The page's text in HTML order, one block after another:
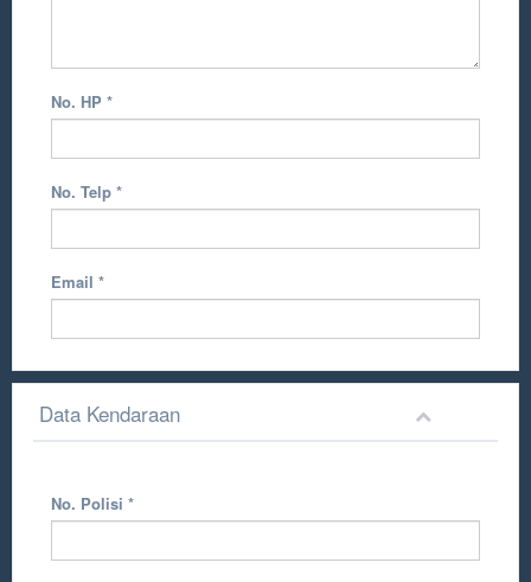
No. HP *
No. Telp *
Email *
Data Kendaraan
No. Polisi *